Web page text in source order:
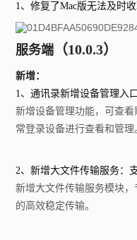
1、修复了Mac版无法及时
服务端 （10.0.3）
新增：
1、通讯录新增设备管理入
新增设备管理功能，可查
常登录设备进行查看和管理
2、新增大文件传输服务：
新增大文件传输服务模块
的高效稳定传输。